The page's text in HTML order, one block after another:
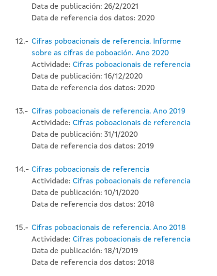
Data de publicación: 26/2/2021
Data de referencia dos datos: 2020
12.- Cifras poboacionais de referencia. Informe
sobre as cifras de poboación. Ano 2020
Actividade: Cifras poboacionais de referencia
Data de publicación: 16/12/2020
Data de referencia dos datos: 2020
13.- Cifras poboacionais de referencia. Ano 2019
Actividade: Cifras poboacionais de referencia
Data de publicación: 31/1/2020
Data de referencia dos datos: 2019
14.- Cifras poboacionais de referencia
Actividade: Cifras poboacionais de referencia
Data de publicación: 10/1/2020
Data de referencia dos datos: 2018
15.- Cifras poboacionais de referencia. Ano 2018
Actividade: Cifras poboacionais de referencia
Data de publicación: 18/1/2019
Data de referencia dos datos: 2018